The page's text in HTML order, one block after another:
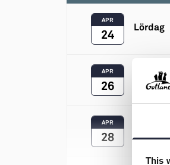
This
APR
24
Lördag
APR
26
Måndag
APR
28